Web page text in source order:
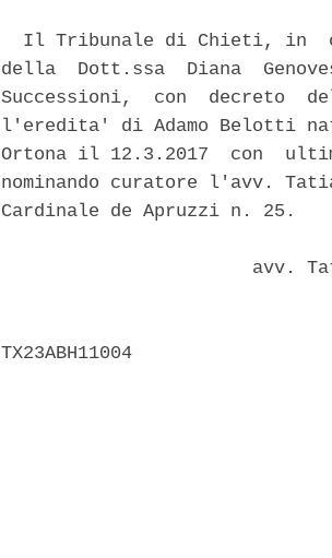
Il Tribunale di Chieti, in
della  Dott.ssa  Diana
Successioni,  con  decreto
l'eredita' di Adamo Belotti
Ortona il 12.3.2017  con
nominando curatore l'avv.
Cardinale de Apruzzi n. 25.
avv.